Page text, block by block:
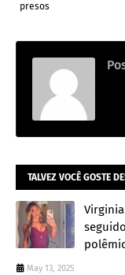
presos
TALVEZ VOCÊ GOSTE
May 13, 2025